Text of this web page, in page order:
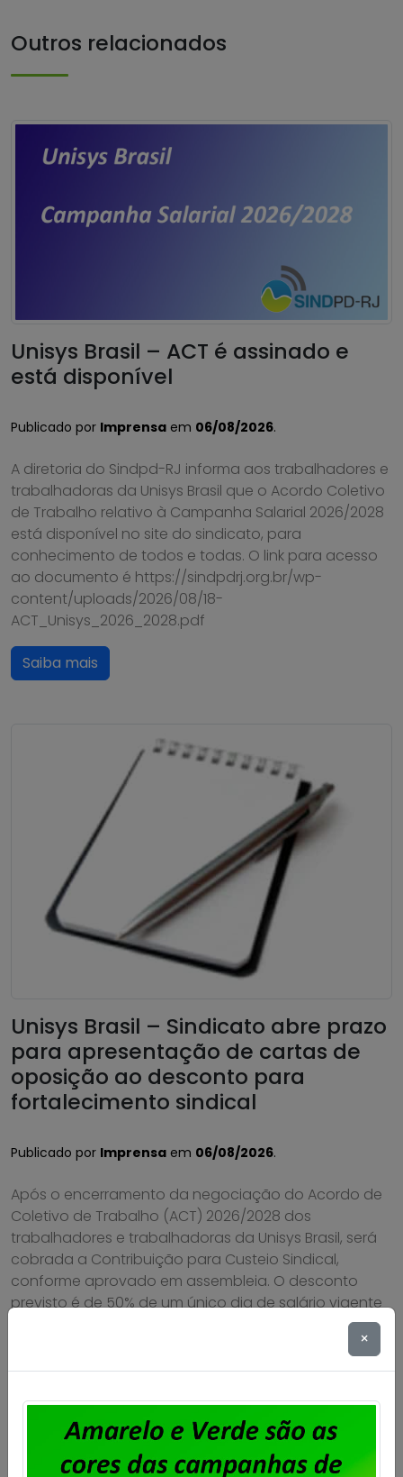
Outros relacionados
Unisys Brasil – ACT é assinado e
está disponível
Publicado por Imprensa em 06/08/2026.
A diretoria do Sindpd-RJ informa aos trabalhadores e
trabalhadoras da Unisys Brasil que o Acordo Coletivo
de Trabalho relativo à Campanha Salarial 2026/2028
está disponível no site do sindicato, para
conhecimento de todos e todas. O link para acesso
ao documento é https://sindpdrj.org.br/wp-
content/uploads/2026/08/18-
ACT_Unisys_2026_2028.pdf
Saiba mais
Unisys Brasil – Sindicato abre prazo
para apresentação de cartas de
oposição ao desconto para
fortalecimento sindical
Publicado por Imprensa em 06/08/2026.
Após o encerramento da negociação do Acordo de
Coletivo de Trabalho (ACT) 2026/2028 dos
trabalhadores e trabalhadoras da Unisys Brasil, será
cobrada a Contribuição para Custeio Sindical,
conforme aprovado em assembleia. O desconto
previsto é de 50% de um único dia de salário vigente
×